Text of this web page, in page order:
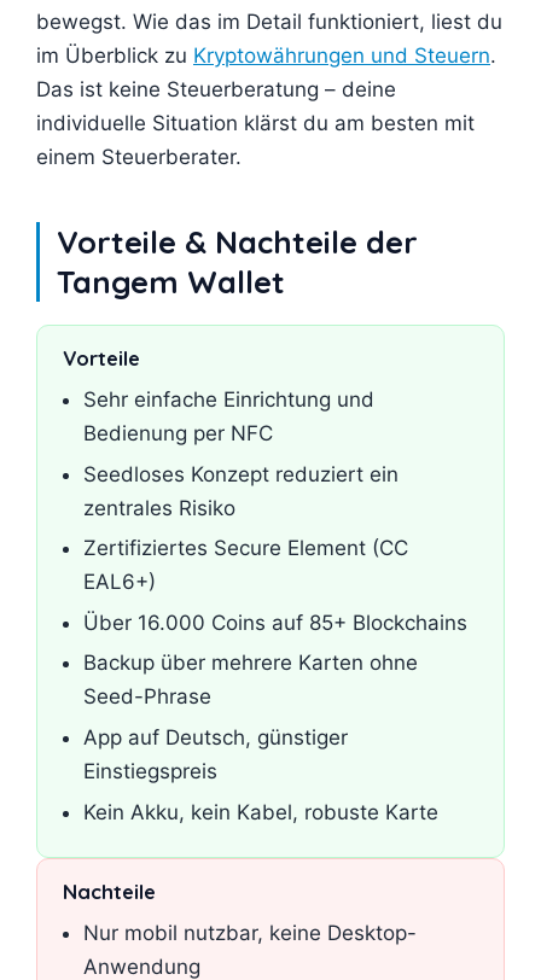
bewegst. Wie das im Detail funktioniert, liest du
im Überblick zu Kryptowährungen und Steuern.
Das ist keine Steuerberatung – deine
individuelle Situation klärst du am besten mit
einem Steuerberater.
Vorteile & Nachteile der
Tangem Wallet
Vorteile
Sehr einfache Einrichtung und
Bedienung per NFC
Seedloses Konzept reduziert ein
zentrales Risiko
Zertifiziertes Secure Element (CC
EAL6+)
Über 16.000 Coins auf 85+ Blockchains
Backup über mehrere Karten ohne
Seed-Phrase
App auf Deutsch, günstiger
Einstiegspreis
Kein Akku, kein Kabel, robuste Karte
Nachteile
Nur mobil nutzbar, keine Desktop-
Anwendung